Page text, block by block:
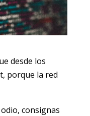
desde los
porque la red
consignas